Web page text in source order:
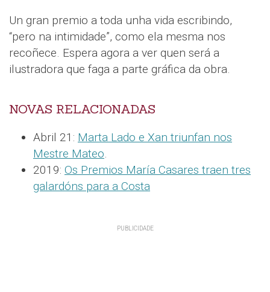
Un gran premio a toda unha vida escribindo,
“pero na intimidade”, como ela mesma nos
recoñece. Espera agora a ver quen será a
ilustradora que faga a parte gráfica da obra.
NOVAS RELACIONADAS
Abril 21: Marta Lado e Xan triunfan nos
Mestre Mateo.
2019: Os Premios María Casares traen tres
galardóns para a Costa